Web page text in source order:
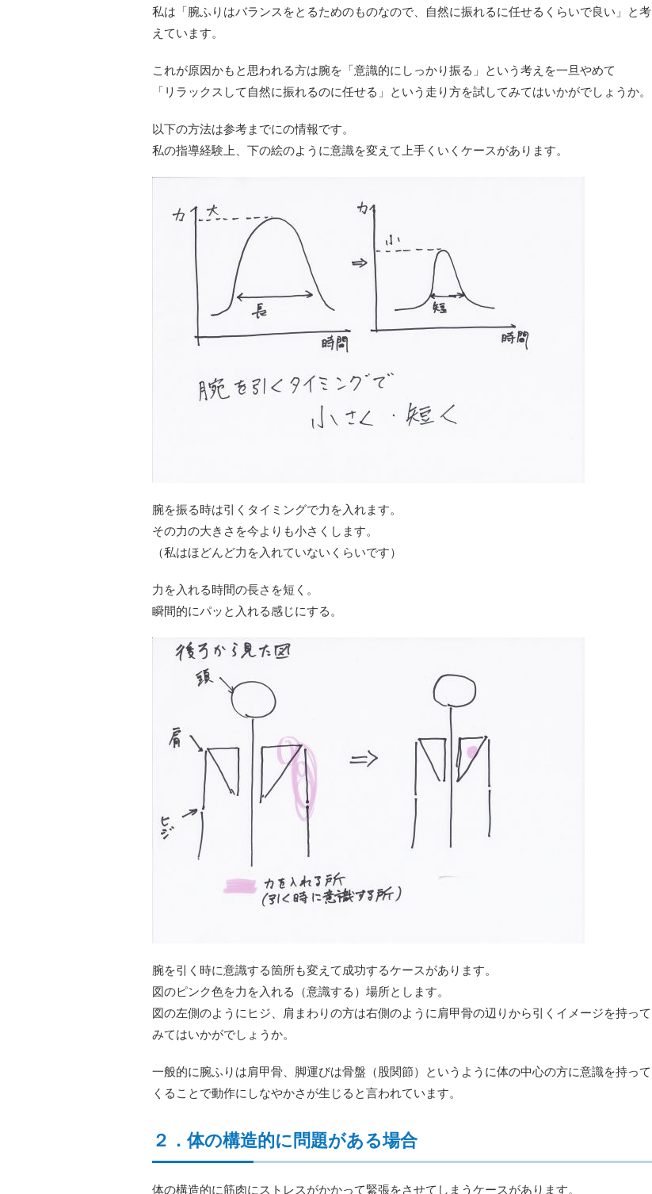
私は「腕ふりはバランスをとるためのものなので、自然に振れるに任せるくらいで良い」と考
えています。
これが原因かもと思われる方は腕を「意識的にしっかり振る」という考えを一旦やめて
「リラックスして自然に振れるのに任せる」という走り方を試してみてはいかがでしょうか。
以下の方法は参考までにの情報です。
私の指導経験上、下の絵のように意識を変えて上手くいくケースがあります。
腕を振る時は引くタイミングで力を入れます。
その力の大きさを今よりも小さくします。
（私はほどんど力を入れていないくらいです）
力を入れる時間の長さを短く。
瞬間的にパッと入れる感じにする。
腕を引く時に意識する箇所も変えて成功するケースがあります。
図のピンク色を力を入れる（意識する）場所とします。
図の左側のようにヒジ、肩まわりの方は右側のように肩甲骨の辺りから引くイメージを持って
みてはいかがでしょうか。
一般的に腕ふりは肩甲骨、脚運びは骨盤（股関節）というように体の中心の方に意識を持って
くることで動作にしなやかさが生じると言われています。
２．体の構造的に問題がある場合
体の構造的に筋肉にストレスがかかって緊張をさせてしまうケースがあります。